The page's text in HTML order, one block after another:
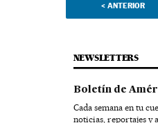
< ANTERIOR
NEWSLETTERS
Boletín de
Cada semana en tu
noticias, reportajes y